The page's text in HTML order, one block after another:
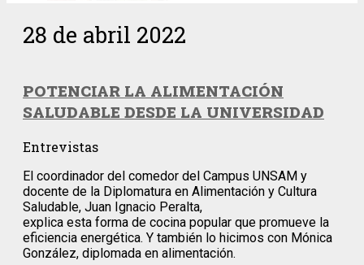
28 de abril 2022
POTENCIAR LA ALIMENTACIÓN
SALUDABLE DESDE LA UNIVERSIDAD
Entrevistas
El coordinador del comedor del Campus UNSAM y
docente de la Diplomatura en Alimentación y Cultura
Saludable, Juan Ignacio Peralta,
explica esta forma de cocina popular que promueve la
eficiencia energética. Y también lo hicimos con Mónica
González, diplomada en alimentación.